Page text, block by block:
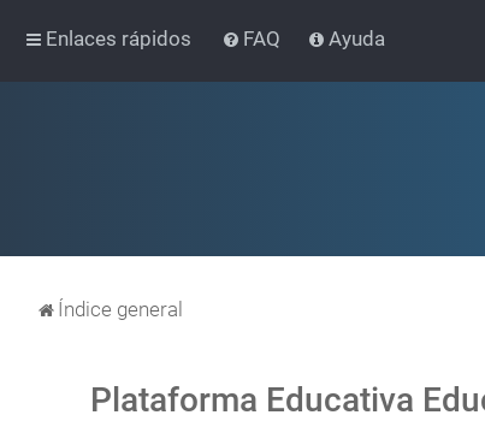
Enlaces rápidos FAQ Ayuda
Índice general
Plataforma Educativa